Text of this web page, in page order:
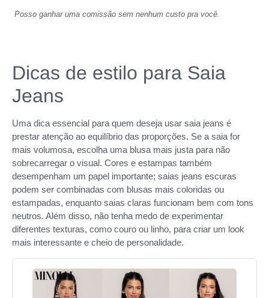
Posso ganhar uma comissão sem nenhum custo pra você.
Dicas de estilo para Saia
Jeans
Uma dica essencial para quem deseja usar saia jeans é
prestar atenção ao equilíbrio das proporções. Se a saia for
mais volumosa, escolha uma blusa mais justa para não
sobrecarregar o visual. Cores e estampas também
desempenham um papel importante; saias jeans escuras
podem ser combinadas com blusas mais coloridas ou
estampadas, enquanto saias claras funcionam bem com tons
neutros. Além disso, não tenha medo de experimentar
diferentes texturas, como couro ou linho, para criar um look
mais interessante e cheio de personalidade.